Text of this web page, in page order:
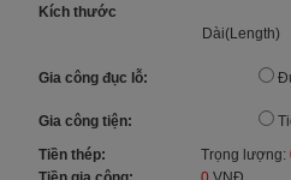
Kích thước
Dài(Length)
Gia công đục lỗ:
Gia công tiện:
Tiền thép:
Trọng lượng: